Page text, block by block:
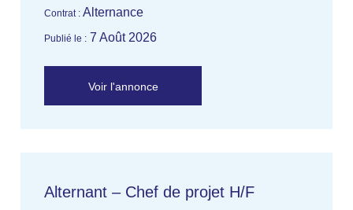
Contrat : Alternance
Publié le : 7 Août 2026
Voir l'annonce
Alternant – Chef de projet H/F